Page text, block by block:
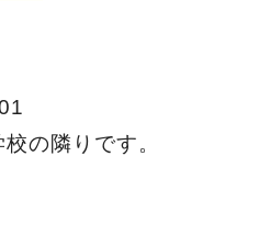
の隣りです。